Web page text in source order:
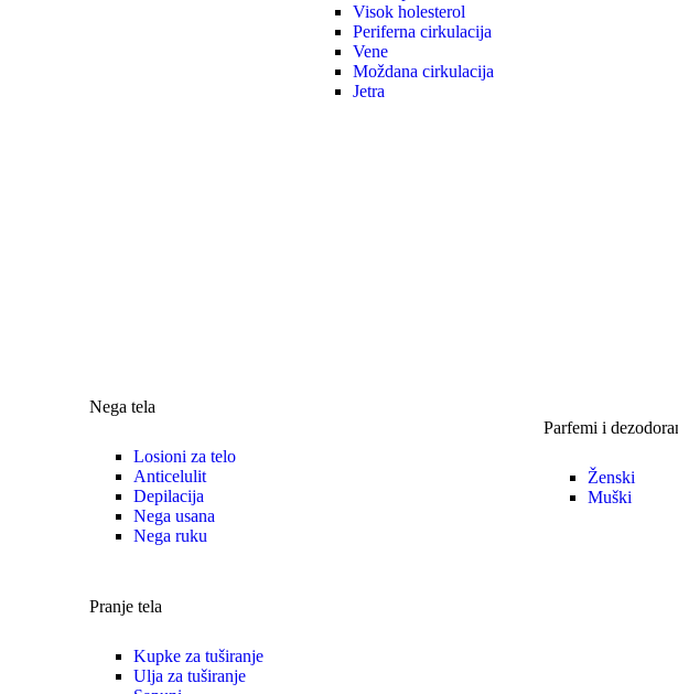
Visok holesterol
Periferna cirkulacija
Vene
Moždana cirkulacija
Jetra
Nega tela
Losioni za telo
Anticelulit
Depilacija
Nega usana
Nega ruku
Pranje tela
Kupke za tuširanje
Ulja za tuširanje
Parfemi i
Ženski
Muški